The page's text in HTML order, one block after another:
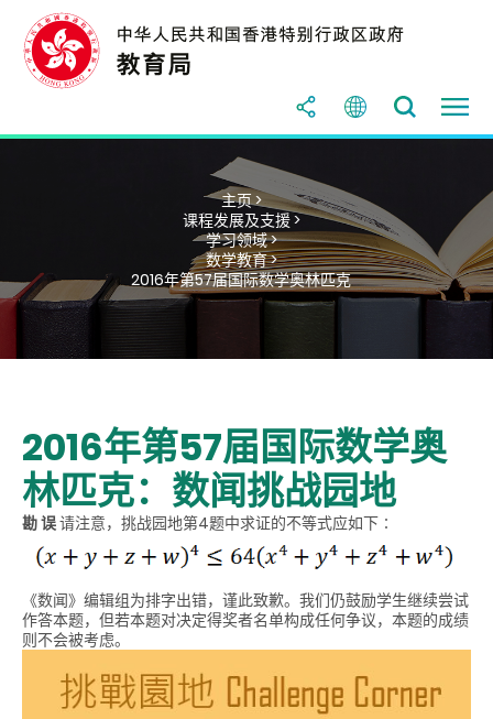
主页 >
课程发展及支援 >
学习领域 >
数学教育 >
2016年第57届国际数学奥林匹克
2016年第57届国际数学奥
林匹克：数闻挑战园地
勘 误请注意，挑战园地第4题中求证的不等式应如下∶
《数闻》编辑组为排字出错，谨此致歉。我们仍鼓励学生继续尝试
作答本题，但若本题对决定得奖者名单构成任何争议，本题的成绩
则不会被考虑。